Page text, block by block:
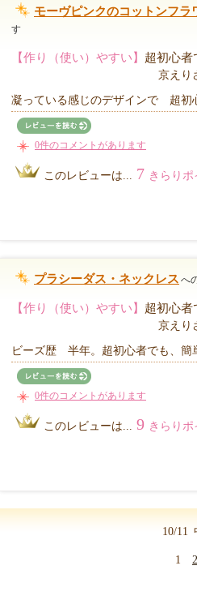
モーヴピンクのコットンフラ
す
【作り（使い）やすい】 超初心
京えり
凝っている感じのデザインで 超初
0件のコメントがあります
このレビューは... 7 きらりポ
プラシーダス・ネックレス へ
【作り（使い）やすい】 超初心
京えり
ビーズ歴 半年。超初心者でも、簡
0件のコメントがあります
このレビューは... 9 きらりポ
10/11
1 2